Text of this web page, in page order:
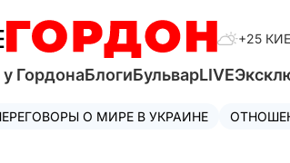
+25
у ГордонаБлогиБульварLIVE
О МИРЕ В УКРАИНЕ